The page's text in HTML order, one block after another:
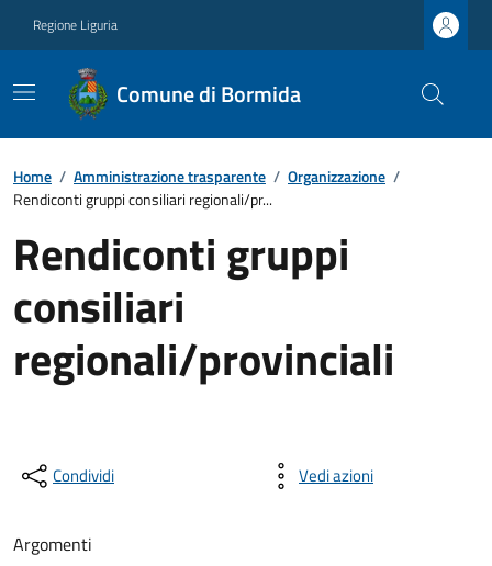
Regione Liguria
Comune di Bormida
Home / Amministrazione trasparente / Organizzazione /
Rendiconti gruppi consiliari regionali/pr...
Rendiconti gruppi
consiliari
regionali/provinciali
Condividi Vedi azioni
Argomenti